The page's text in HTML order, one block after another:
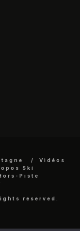
Vidéos
Ski
Piste
reserved.